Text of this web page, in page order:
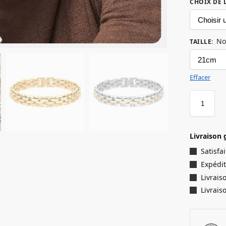
CHOIX DE
TAILLE:
Effacer
Livraison